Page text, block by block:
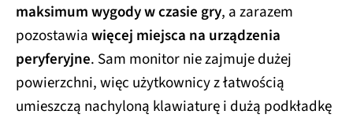
maksimum wygody w czasie gry, a zarazem
pozostawiawięcej miejsca na urządzenia
peryferyjne. Sam monitor nie zajmuje dużej
powierzchni, więc użytkownicy z łatwością
umieszczą nachyloną klawiaturę i dużą podkładkę